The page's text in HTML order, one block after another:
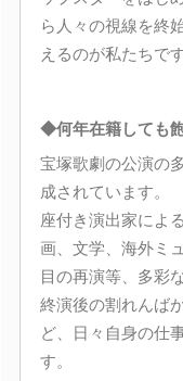
ら人々の視線を終
えるのが私たちです
◆何年在籍しても
宝塚歌劇の公演の
成されています。
座付き演出家によ
画、文学、海外ミ
目の再演等、多彩
終演後の割れんば
ど、日々自身の仕
す。